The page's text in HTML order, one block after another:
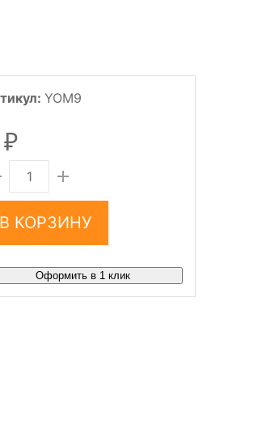
YOM9
₽
В КОРЗИНУ
Оформить в 1 клик